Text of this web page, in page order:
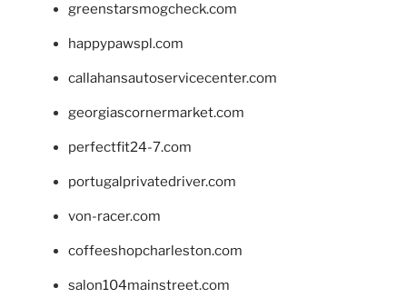
greenstarsmogcheck.com
happypawspl.com
callahansautoservicecenter.com
georgiascornermarket.com
perfectfit24-7.com
portugalprivatedriver.com
von-racer.com
coffeeshopcharleston.com
salon104mainstreet.com